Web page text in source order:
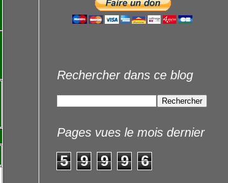
Rechercher dans ce blog
Pages vues le mois dernier
5 9 9 9 6